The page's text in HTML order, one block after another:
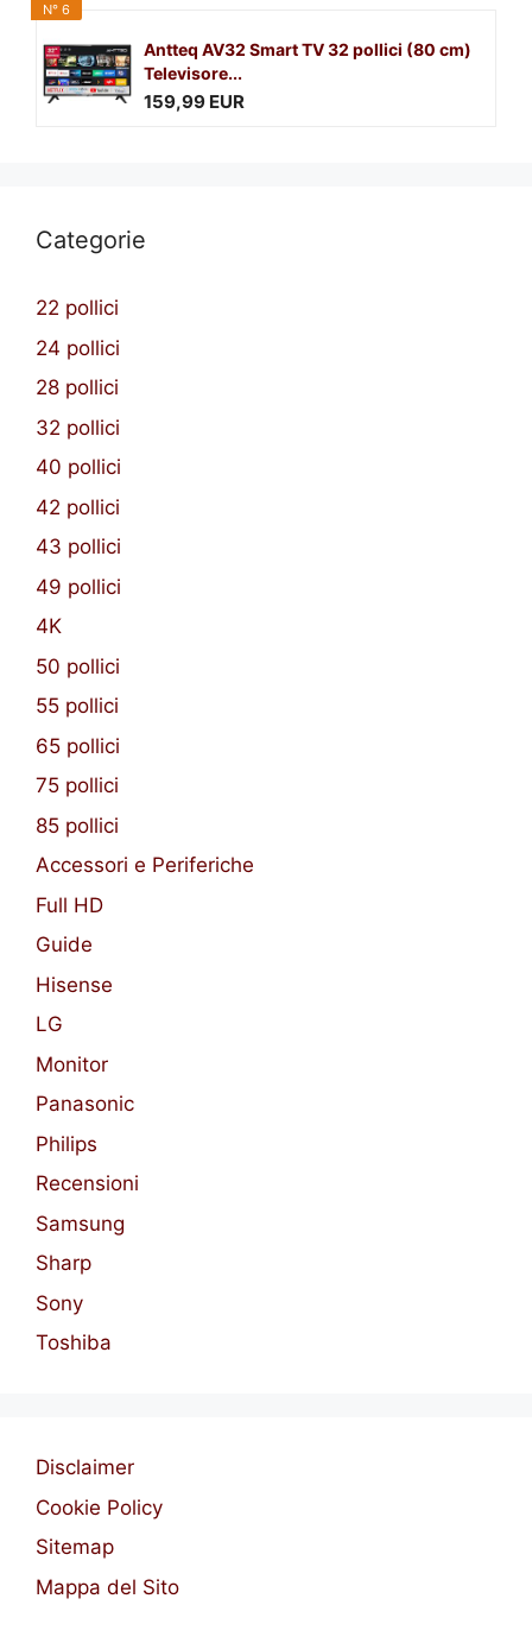
N° 6
Antteq AV32 Smart TV 32 pollici (80 cm)
Televisore...
159,99 EUR
Categorie
22 pollici
24 pollici
28 pollici
32 pollici
40 pollici
42 pollici
43 pollici
49 pollici
4K
50 pollici
55 pollici
65 pollici
75 pollici
85 pollici
Accessori e Periferiche
Full HD
Guide
Hisense
LG
Monitor
Panasonic
Philips
Recensioni
Samsung
Sharp
Sony
Toshiba
Disclaimer
Cookie Policy
Sitemap
Mappa del Sito